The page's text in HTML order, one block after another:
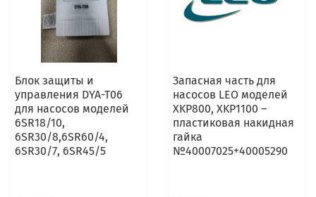
Блок защиты и
управления DYA-T06
для насосов моделей
6SR18/10,
6SR30/8,6SR60/4,
6SR30/7, 6SR45/5
Запасная часть для
насосов LEO моделей
XKP800, XKP1100 –
пластиковая накидная
гайка
№40007025+40005290